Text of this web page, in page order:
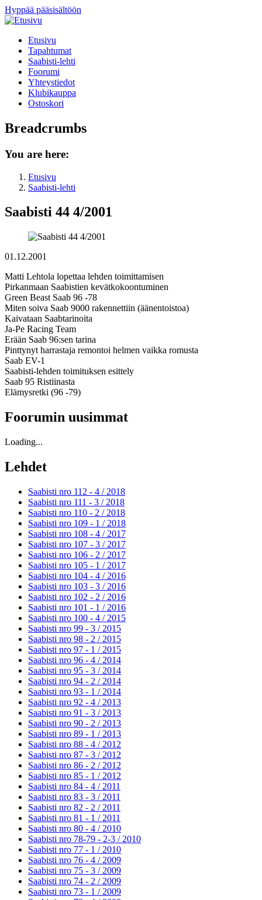
Hyppää pääsisältöön
Etusivu
Tapahtumat
Saabisti-lehti
Foorumi
Yhteystiedot
Klubikauppa
Ostoskori
Breadcrumbs
You are here:
Etusivu
Saabisti-lehti
Saabisti 44 4/2001
01.12.2001
Matti Lehtola lopettaa lehden toimittamisen
Pirkanmaan Saabistien kevätkokoontuminen
Green Beast Saab 96 -78
Miten soiva Saab 9000 rakennettiin (äänentoistoa)
Kaivataan Saabtarinoita
Ja-Pe Racing Team
Erään Saab 96:sen tarina
Pinttynyt harrastaja remontoi helmen vaikka romusta
Saab EV-1
Saabisti-lehden toimituksen esittely
Saab 95 Ristiinasta
Elämysretki (96 -79)
Foorumin uusimmat
Loading...
Lehdet
Saabisti nro 112 - 4 / 2018
Saabisti nro 111 - 3 / 2018
Saabisti nro 110 - 2 / 2018
Saabisti nro 109 - 1 / 2018
Saabisti nro 108 - 4 / 2017
Saabisti nro 107 - 3 / 2017
Saabisti nro 106 - 2 / 2017
Saabisti nro 105 - 1 / 2017
Saabisti nro 104 - 4 / 2016
Saabisti nro 103 - 3 / 2016
Saabisti nro 102 - 2 / 2016
Saabisti nro 101 - 1 / 2016
Saabisti nro 100 - 4 / 2015
Saabisti nro 99 - 3 / 2015
Saabisti nro 98 - 2 / 2015
Saabisti nro 97 - 1 / 2015
Saabisti nro 96 - 4 / 2014
Saabisti nro 95 - 3 / 2014
Saabisti nro 94 - 2 / 2014
Saabisti nro 93 - 1 / 2014
Saabisti nro 92 - 4 / 2013
Saabisti nro 91 - 3 / 2013
Saabisti nro 90 - 2 / 2013
Saabisti nro 89 - 1 / 2013
Saabisti nro 88 - 4 / 2012
Saabisti nro 87 - 3 / 2012
Saabisti nro 86 - 2 / 2012
Saabisti nro 85 - 1 / 2012
Saabisti nro 84 - 4 / 2011
Saabisti nro 83 - 3 / 2011
Saabisti nro 82 - 2 / 2011
Saabisti nro 81 - 1 / 2011
Saabisti nro 80 - 4 / 2010
Saabisti nro 78-79 - 2-3 / 2010
Saabisti nro 77 - 1 / 2010
Saabisti nro 76 - 4 / 2009
Saabisti nro 75 - 3 / 2009
Saabisti nro 74 - 2 / 2009
Saabisti nro 73 - 1 / 2009